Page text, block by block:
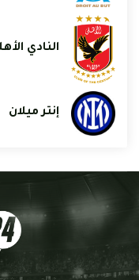
النادي
إنتر ميلان